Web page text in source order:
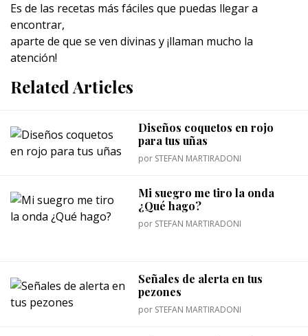
Es de las recetas más fáciles que puedas llegar a
encontrar,
aparte de que se ven divinas y ¡llaman mucho la
atención!
Related Articles
Diseños coquetos en rojo
para tus uñas
por STEFAN MARTIRADONI
Mi suegro me tiro la onda
¿Qué hago?
por STEFAN MARTIRADONI
Señales de alerta en tus
pezones
por STEFAN MARTIRADONI